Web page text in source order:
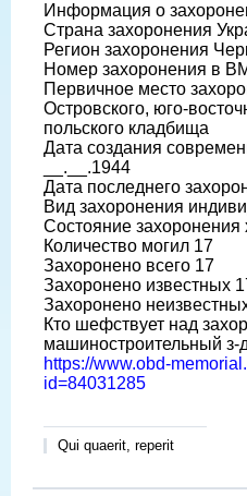
Информация о
Страна захоронения
Регион захоронения
Номер захоронения в
Первичное место
Островского, юго-
польского кладбища
Дата создания
__.__.1944
Дата последнего
Вид захоронения
Состояние
Количество могил 17
Захоронено всего 17
Захоронено известных
Захоронено
Кто шефствует над
машиностроительный з-
https://www.obd-
id=84031285
Qui quaerit, reperit